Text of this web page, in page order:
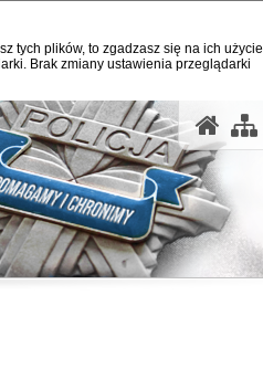
tych plików, to zgadzasz się na ich użycie
Brak zmiany ustawienia przeglądarki